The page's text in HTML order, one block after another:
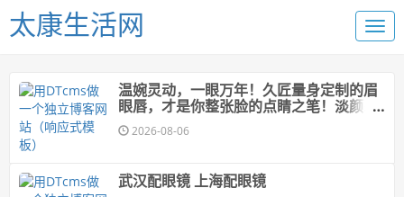
太康生活网
温婉灵动，一眼万年！久匠量身定制的眉
眼唇，才是你整张脸的点睛之笔！淡颜系
女生的气质加分项
2026-08-06
武汉配眼镜 上海配眼镜